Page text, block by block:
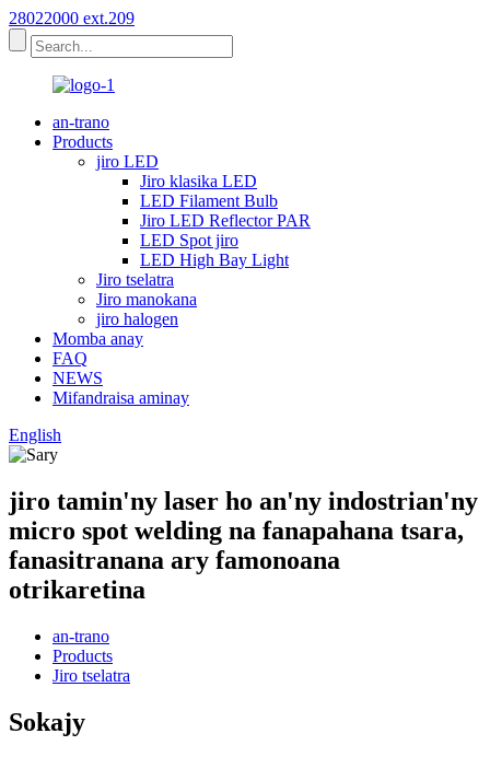
28022000 ext.209
an-trano
Products
jiro LED
Jiro klasika LED
LED Filament Bulb
Jiro LED Reflector PAR
LED Spot jiro
LED High Bay Light
Jiro tselatra
Jiro manokana
jiro halogen
Momba anay
FAQ
NEWS
Mifandraisa aminay
English
jiro tamin'ny laser ho an'ny indostrian'ny
micro spot welding na fanapahana tsara,
fanasitranana ary famonoana
otrikaretina
an-trano
Products
Jiro tselatra
Sokajy